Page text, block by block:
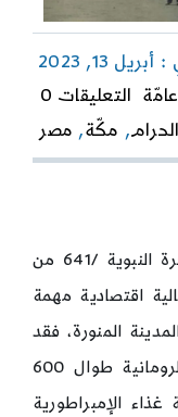
13, 2023
التعليقات 0
دينية
, مكّة, مصر
فتح المسلمون مصر عام 20 من الهجرة النبوية /641 من
اقتصادية مهمة
المنورة، فقد
كانت مصر سلة غذاء الإمبراطورية الرومانية طوال 600
الإمبراطورية